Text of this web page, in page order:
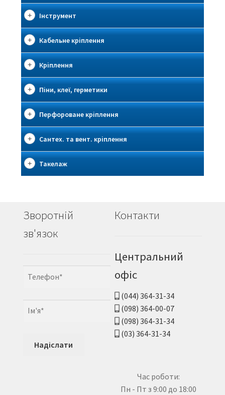
Інструмент
Кабельне кріплення
Кріплення
Піни, клеї, герметики
Перфороване кріплення
Сантех. та вент. кріплення
Такелаж
Зворотній
зв'язок
Контакти
Центральний
офіс
(044) 364-31-34
(098) 364-00-07
(098) 364-31-34
(03) 364-31-34
Час роботи:
Пн - Пт з 9:00 до 18:00